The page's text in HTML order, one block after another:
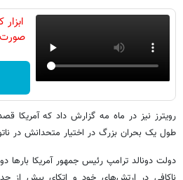
صورت
رویترز نیز در ماه مه گزارش داد که آمریکا
طول یک بحران بزرگ در اختیار متحدانش در
دولت دونالد ترامپ رئیس جمهور آمریکا بارها